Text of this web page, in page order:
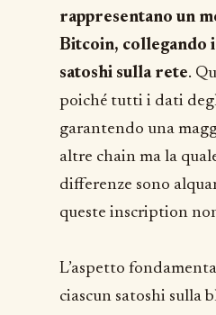
rappresentano un
Bitcoin, collegando
satoshi sulla rete.
poiché tutti i dati
garantendo una
altre chain ma la
differenze sono
queste inscription
L’aspetto
ciascun satoshi sulla